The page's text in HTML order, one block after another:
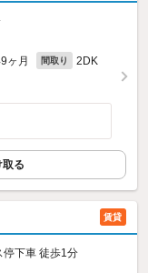
ヶ月 間取り 2DK
る
賃貸
停下車 徒歩1分